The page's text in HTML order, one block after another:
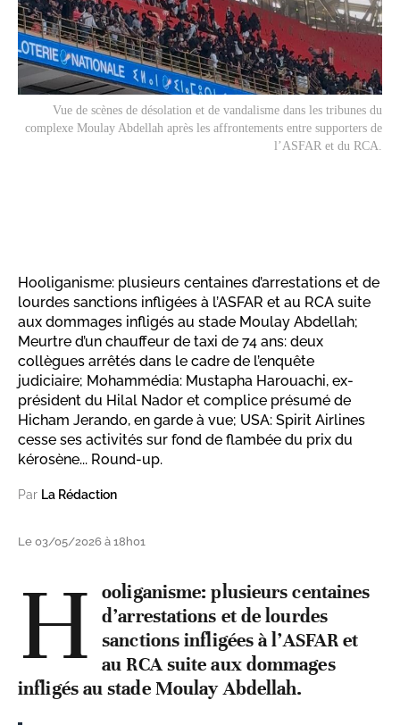
Vue de scènes de désolation et de vandalisme dans les tribunes du
complexe Moulay Abdellah après les affrontements entre supporters de
l’ASFAR et du RCA.
Hooliganisme: plusieurs centaines d’arrestations et de
lourdes sanctions infligées à l’ASFAR et au RCA suite
aux dommages infligés au stade Moulay Abdellah;
Meurtre d’un chauffeur de taxi de 74 ans: deux
collègues arrêtés dans le cadre de l’enquête
judiciaire; Mohammédia: Mustapha Harouachi, ex-
président du Hilal Nador et complice présumé de
Hicham Jerando, en garde à vue; USA: Spirit Airlines
cesse ses activités sur fond de flambée du prix du
kérosène... Round-up.
Par La Rédaction
Le 03/05/2026 à 18h01
H
ooliganisme: plusieurs centaines
d’arrestations et de lourdes
sanctions infligées à l’ASFAR et
au RCA suite aux dommages
infligés au stade Moulay Abdellah.